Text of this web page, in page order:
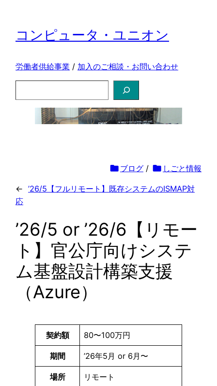
コンピュータ・ユニオン
労働者供給事業 / 加入のご相談・お問い合わせ
索
folder ブログ/ folder しごと情報
← ’26/5【フルリモート】既存システムのISMAP対
応
’26/5 or ’26/6【リモー
ト】官公庁向けシステ
ム基盤設計構築支援
（Azure）
契約額 80〜100万円
期間 ’26年5月 or 6月〜
場所 リモート